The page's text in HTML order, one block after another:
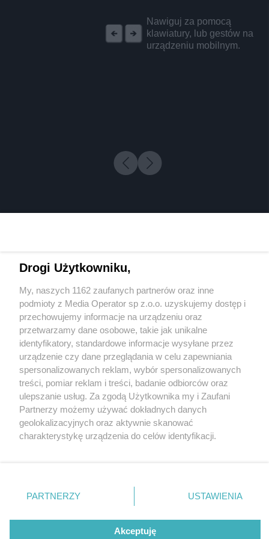
Nawiguj za pomocą
klawiatury, lub gestów na
urządzeniu mobilnym.
2 / 0
Wydawca mediów lokalnych
Nie zapomnij
zapoznać się z:
polityką prywatności regulamin korzystania z portali
Twojemiasto
Piekary Śląskie
Chorzów
Tarnowskie Góry
Gliwice
Skontakuj sięz nami
Kontakt
Wydawca
Redakcja
Drogi Użytkowniku,
My, naszych 1162 zaufanych partnerów oraz inne
podmioty z Media Operator sp z.o.o. uzyskujemy dostęp i
przechowujemy informacje na urządzeniu oraz
przetwarzamy dane osobowe, takie jak unikalne
identyfikatory, standardowe informacje wysyłane przez
urządzenie czy dane przeglądania w celu zapewniania
spersonalizowanych reklam, wybór spersonalizowanych
treści, pomiar reklam i treści, badanie odbiorców oraz
ulepszanie usług. Za zgodą Użytkownika my i Zaufani
Partnerzy możemy używać dokładnych danych
geolokalizacyjnych oraz aktywnie skanować
charakterystykę urządzenia do celów identyfikacji.
zmienić/wycofać klikając przycisk ustawień prywatności
znajdujący się w lewym dolnym rogu strony
rodzaje przetwarzania danych nie wymagają zgody
użytkownika, ale masz prawo sprzeciwić się takiemu
PARTNERZY USTAWIENIA
Akceptuję